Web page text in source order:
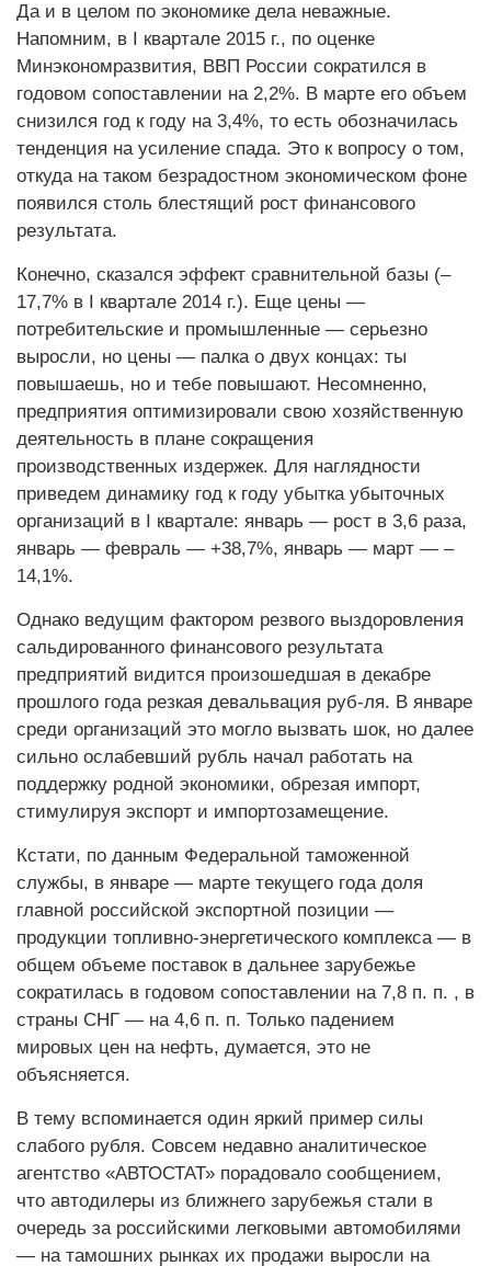
Да и в целом по экономике дела неважные.
Напомним, в I квартале 2015 г., по оценке
Минэкономразвития, ВВП России сократился в
годовом сопоставлении на 2,2%. В марте его объем
снизился год к году на 3,4%, то есть обозначилась
тенденция на усиление спада. Это к вопросу о том,
откуда на таком безрадостном экономическом фоне
появился столь блестящий рост финансового
результата.
Конечно, сказался эффект сравнительной базы (–
17,7% в I квартале 2014 г.). Еще цены —
потребительские и промышленные — серьезно
выросли, но цены — палка о двух концах: ты
повышаешь, но и тебе повышают. Несомненно,
предприятия оптимизировали свою хозяйственную
деятельность в плане сокращения
производственных издержек. Для наглядности
приведем динамику год к году убытка убыточных
организаций в I квартале: январь — рост в 3,6 раза,
январь — февраль — +38,7%, январь — март — –
14,1%.
Однако ведущим фактором резвого выздоровления
сальдированного финансового результата
предприятий видится произошедшая в декабре
прошлого года резкая девальвация руб-ля. В январе
среди организаций это могло вызвать шок, но далее
сильно ослабевший рубль начал работать на
поддержку родной экономики, обрезая импорт,
стимулируя экспорт и импортозамещение.
Кстати, по данным Федеральной таможенной
службы, в январе — марте текущего года доля
главной российской экспортной позиции —
продукции топливно-энергетического комплекса — в
общем объеме поставок в дальнее зарубежье
сократилась в годовом сопоставлении на 7,8 п. п. , в
страны СНГ — на 4,6 п. п. Только падением
мировых цен на нефть, думается, это не
объясняется.
В тему вспоминается один яркий пример силы
слабого руб­­ля. Совсем недавно аналитичес­кое
агентство «АВТОСТАТ» порадовало сообщением,
что автодилеры из ближнего зарубежья стали в
очередь за российскими легковыми автомобилями
— на тамошних рынках их продажи выросли на